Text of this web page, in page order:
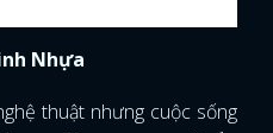
Nhựa
thuật nhưng cuộc sống